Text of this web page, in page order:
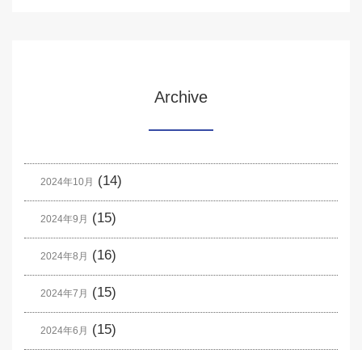
Archive
2024年10月 (14)
2024年9月 (15)
2024年8月 (16)
2024年7月 (15)
2024年6月 (15)